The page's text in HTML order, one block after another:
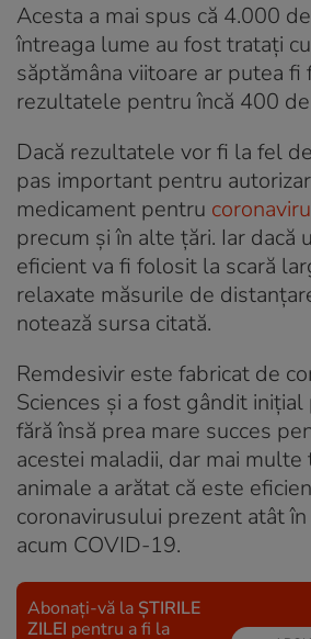
Acesta a mai spus că 4.000
întreaga lume au fost trataţi
săptămâna viitoare ar putea fi
rezultatele pentru încă 400
Dacă rezultatele vor fi la fel
pas important pentru
medicament pentru
precum şi în alte ţări. Iar dacă
eficient va fi folosit la scară
relaxate măsurile de
notează sursa citată.
Remdesivir este fabricat de
Sciences și a fost gândit
fără însă prea mare succes
acestei maladii, dar mai
animale a arătat că este
coronavirusului prezent atât în
acum COVID-19.
Abonați-vă la ȘTIRILE
ZILEI pentru a fi la